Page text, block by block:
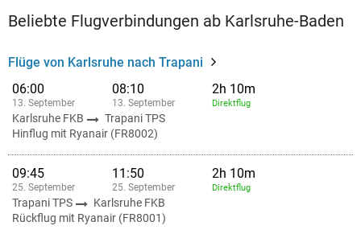
Beliebte Flugverbindungen ab Karlsruhe-Baden
Flüge von Karlsruhe nach Trapani
06:00
13. September
08:10
13. September
2h 10m
Direktflug
Karlsruhe FKB
Trapani TPS
Hinflug mit Ryanair (FR8002)
09:45
25. September
11:50
25. September
2h 10m
Direktflug
Trapani TPS
Karlsruhe FKB
Rückflug mit Ryanair (FR8001)